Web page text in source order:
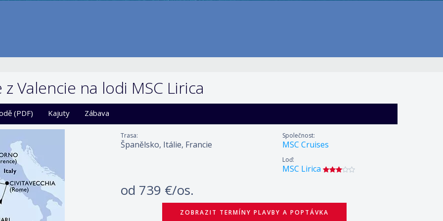
Valencie na lodi MSC Lirica
(PDF) Kajuty Zábava
Trasa:
Španělsko, Itálie, Francie
Společnost:
MSC Cruises
Loď:
MSC Lirica
od 739 €/os.
ZOBRAZIT TERMÍNY PLAVBY A POPTÁVKA